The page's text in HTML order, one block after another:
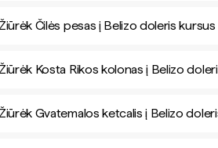
Žiūrėk Čilės pesas į Belizo doleris kursus
Žiūrėk Kosta Rikos kolonas į Belizo
Žiūrėk Gvatemalos ketcalis į Belizo